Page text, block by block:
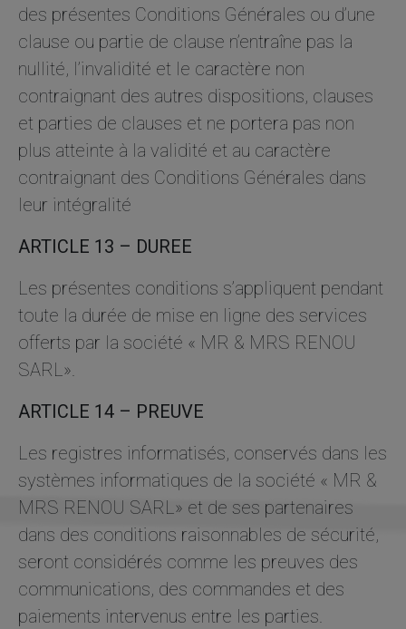
des présentes Conditions Générales ou d’une
clause ou partie de clause n’entraîne pas la
nullité, l’invalidité et le caractère non
contraignant des autres dispositions, clauses
et parties de clauses et ne portera pas non
plus atteinte à la validité et au caractère
contraignant des Conditions Générales dans
leur intégralité
ARTICLE 13 – DUREE
Les présentes conditions s’appliquent pendant
toute la durée de mise en ligne des services
offerts par la société « MR & MRS RENOU
SARL».
ARTICLE 14 – PREUVE
Les registres informatisés, conservés dans les
systèmes informatiques de la société « MR &
MRS RENOU SARL» et de ses partenaires
dans des conditions raisonnables de sécurité,
seront considérés comme les preuves des
communications, des commandes et des
paiements intervenus entre les parties.